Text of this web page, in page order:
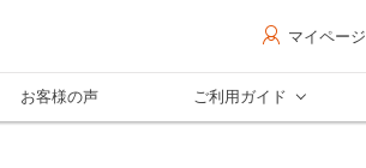
マイページ
お客様の声 ご利用ガイド